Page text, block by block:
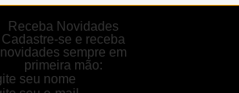
Receba Novidades
Cadastre-se e receba
novidades sempre em
primeira mão: